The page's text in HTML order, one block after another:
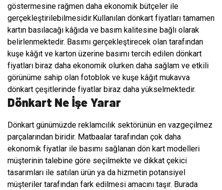
göstermesine rağmen daha ekonomik bütçeler ile
gerçekleştirilebilmesidir.Kullanılan dönkart fiyatları tamamen
kartın basılacağı kâğıda ve basım kalitesine bağlı olarak
belirlenmektedir. Basımı gerçekleştirecek olan tarafından
kuşe kâğıt ve karton üzerine basımı tercih edilen dönkart
fiyatları biraz daha ekonomik olurken daha sağlam ve etkili
görünüme sahip olan fotoblok ve kuşe kâğıt mukavva
dönkart çeşitlerinde fiyatlar biraz daha yükselmektedir.
Dönkart Ne İşe Yarar
Dönkart günümüzde reklamcılık sektörünün en vazgeçilmez
parçalarından biridir. Matbaalar tarafından çok daha
ekonomik fiyatlar ile basımı sağlanan dön kart modelleri
müşterinin talebine göre seçilmekte ve dikkat çekici
tasarımları ile satılan ürün ya da hizmetin potansiyel
müşteriler tarafından fark edilmesi amacını taşır. Burada